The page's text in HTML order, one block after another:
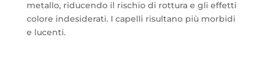
metallo, riducendo il rischio di rottura e gli effetti
colore indesiderati. I capelli risultano più morbidi
e lucenti.